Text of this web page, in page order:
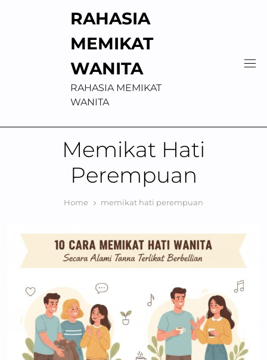
RAHASIA
MEMIKAT
WANITA
RAHASIA MEMIKAT
WANITA
Memikat Hati
Perempuan
Home memikat hati perempuan